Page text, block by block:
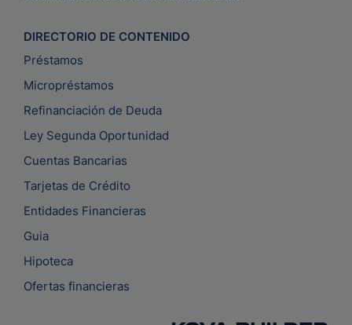
DIRECTORIO DE CONTENIDO
Préstamos
Micropréstamos
Refinanciación de Deuda
Ley Segunda Oportunidad
Cuentas Bancarias
Tarjetas de Crédito
Entidades Financieras
Guia
Hipoteca
Ofertas financieras